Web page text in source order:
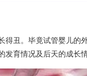
得丑。毕竟试管婴儿的
育情况及后天的成长情